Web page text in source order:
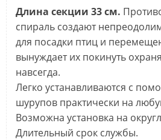
Длина секции 33 см.
спираль создают
для посадки птиц и
вынуждает их покинуть
навсегда.
Легко устанавливаются с
шурупов практически на
Возможна установка на
Длительный срок службы.